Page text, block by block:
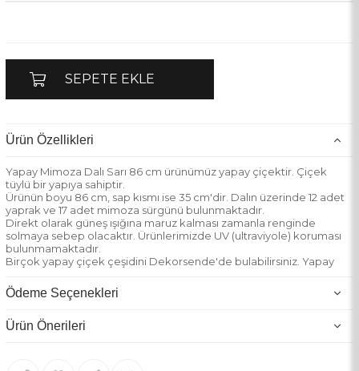
Ürün Özellikleri
Yapay Mimoza Dalı Sarı 86 cm ürünümüz yapay çiçektir. Çiçek
tüylü bir yapıya sahiptir.
Ürünün boyu 86 cm, sap kısmı ise 35 cm'dir. Dalın üzerinde 12 adet
yaprak ve 17 adet mimoza sürgünü bulunmaktadır.
Direkt olarak güneş ışığına maruz kalması zamanla renginde
solmaya sebep olacaktır. Ürünlerimizde UV (ultraviyole) koruması
bulunmamaktadır.
Birçok yapay çiçek çeşidini Dekorsende'de bulabilirsiniz. Yapay
Ödeme Seçenekleri
Ürün Önerileri